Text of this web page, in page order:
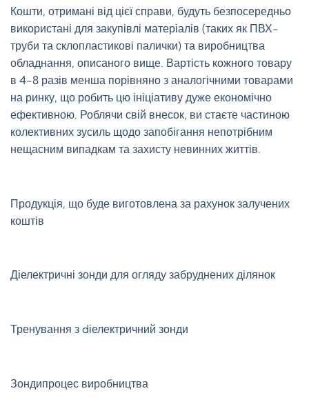
Кошти, отримані від цієї справи, будуть безпосередньо
використані для закупівлі матеріалів (таких як ПВХ-
труби та склопластикові палички) та виробництва
обладнання, описаного вище. Вартість кожного товару
в 4-8 разів менша порівняно з аналогічними товарами
на ринку, що робить цю ініціативу дуже економічно
ефективною. Роблячи свій внесок, ви стаєте частиною
колективних зусиль щодо запобігання непотрібним
нещасним випадкам та захисту невинних життів.
Продукція, що буде виготовлена за рахунок залучених
коштів
Діелектричні зонди для огляду забруднених ділянок
Тренування з dіелектричний зонди
Зондипроцес виробництва